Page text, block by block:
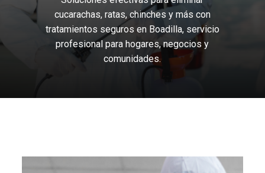
cucarachas, ratas, chinches y más con
tratamientos seguros en Boadilla, servicio
profesional para hogares, negocios y
comunidades.